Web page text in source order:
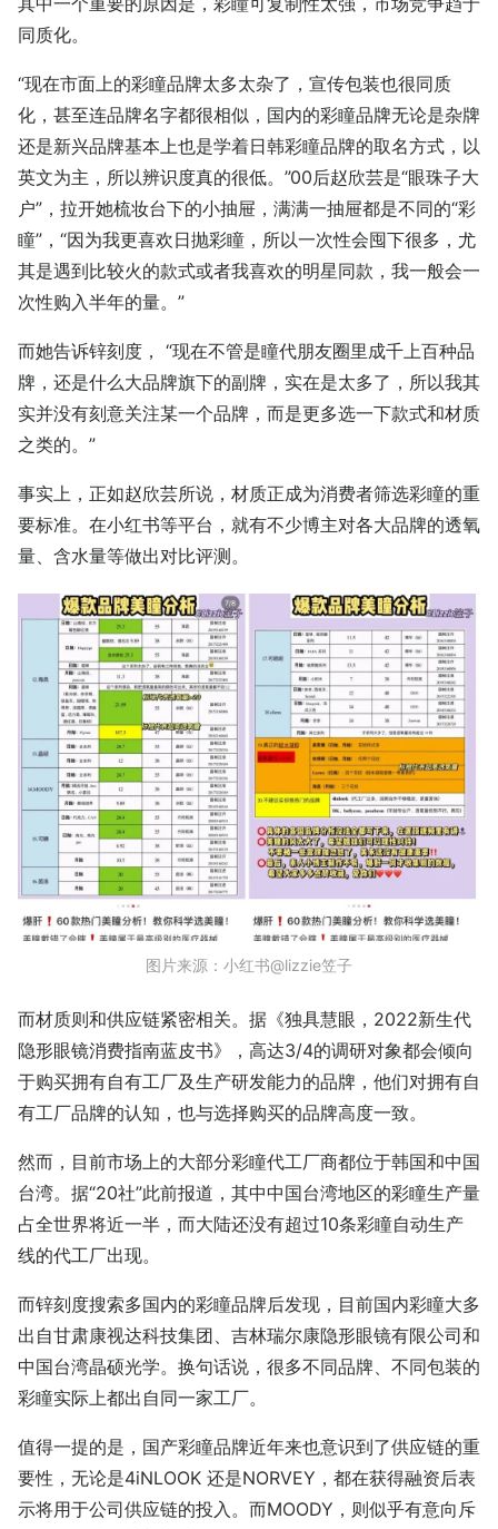
同质化。
“现在市面上的彩瞳品牌太多太杂了，宣传包装也很同质
化，甚至连品牌名字都很相似，国内的彩瞳品牌无论是杂牌
还是新兴品牌基本上也是学着日韩彩瞳品牌的取名方式，以
英文为主，所以辨识度真的很低。”00后赵欣芸是“眼珠子大
户”，拉开她梳妆台下的小抽屉，满满一抽屉都是不同的“彩
瞳”，“因为我更喜欢日抛彩瞳，所以一次性会囤下很多，尤
其是遇到比较火的款式或者我喜欢的明星同款，我一般会一
次性购入半年的量。”
而她告诉锌刻度， “现在不管是瞳代朋友圈里成千上百种品
牌，还是什么大品牌旗下的副牌，实在是太多了，所以我其
实并没有刻意关注某一个品牌，而是更多选一下款式和材质
之类的。”
事实上，正如赵欣芸所说，材质正成为消费者筛选彩瞳的重
要标准。在小红书等平台，就有不少博主对各大品牌的透氧
量、含水量等做出对比评测。
图片来源：小红书@lizzie笠子
而材质则和供应链紧密相关。据《独具慧眼，2022新生代
隐形眼镜消费指南蓝皮书》，高达3/4的调研对象都会倾向
于购买拥有自有工厂及生产研发能力的品牌，他们对拥有自
有工厂品牌的认知，也与选择购买的品牌高度一致。
然而，目前市场上的大部分彩瞳代工厂商都位于韩国和中国
台湾。据“20社”此前报道，其中中国台湾地区的彩瞳生产量
占全世界将近一半，而大陆还没有超过10条彩瞳自动生产
线的代工厂出现。
而锌刻度搜索多国内的彩瞳品牌后发现，目前国内彩瞳大多
出自甘肃康视达科技集团、吉林瑞尔康隐形眼镜有限公司和
中国台湾晶硕光学。换句话说，很多不同品牌、不同包装的
彩瞳实际上都出自同一家工厂。
值得一提的是，国产彩瞳品牌近年来也意识到了供应链的重
要性，无论是4iNLOOK 还是NORVEY，都在获得融资后表
示将用于公司供应链的投入。而MOODY，则似乎有意向斥